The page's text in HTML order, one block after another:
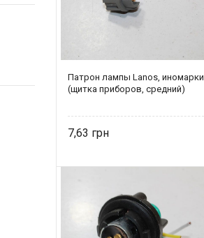
Патрон лампы Lanos, иномарки
(щитка приборов, средний)
7,63